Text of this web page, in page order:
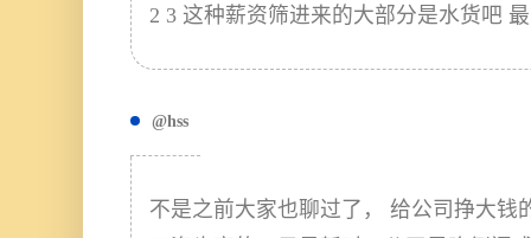
2 3 这种薪资筛进来的大部分是水货吧
@hss
不是之前大家也聊过了， 给公司挣大钱